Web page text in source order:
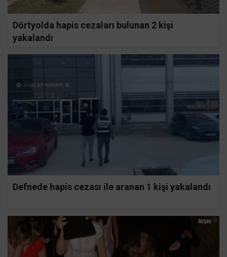
Dörtyolda hapis cezaları bulunan 2 kişi
yakalandı
Defnede hapis cezası ile aranan 1 kişi yakalandı